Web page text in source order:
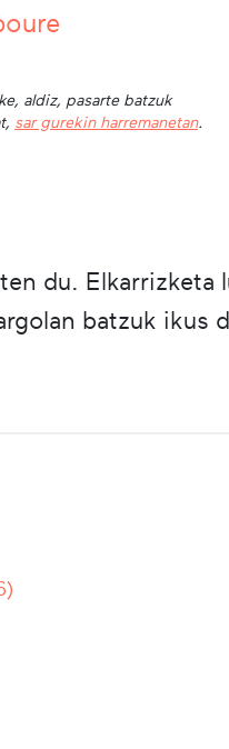
aldiz, pasarte batzuk
sar gurekin harremanetan.
du. Elkarrizketa
batzuk ikus